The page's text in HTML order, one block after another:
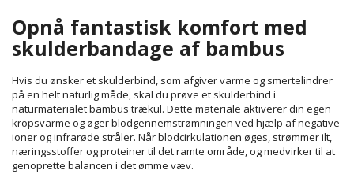
Opnå fantastisk komfort med
skulderbandage af bambus
Hvis du ønsker et skulderbind, som afgiver varme og smertelindrer
på en helt naturlig måde, skal du prøve et skulderbind i
naturmaterialet bambus trækul. Dette materiale aktiverer din egen
kropsvarme og øger blodgennemstrømningen ved hjælp af negative
ioner og infrarøde stråler. Når blodcirkulationen øges, strømmer ilt,
næringsstoffer og proteiner til det ramte område, og medvirker til at
genoprette balancen i det ømme væv.